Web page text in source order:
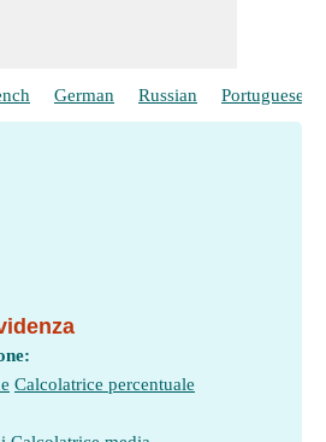
German Russian Portuguese
Calcolatrice percentuale